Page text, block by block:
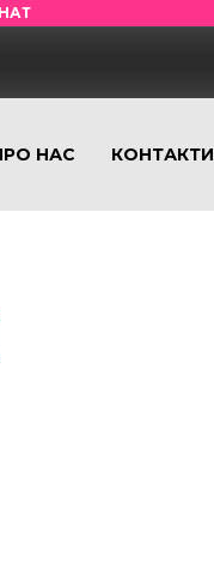
НАС КОНТАКТИ